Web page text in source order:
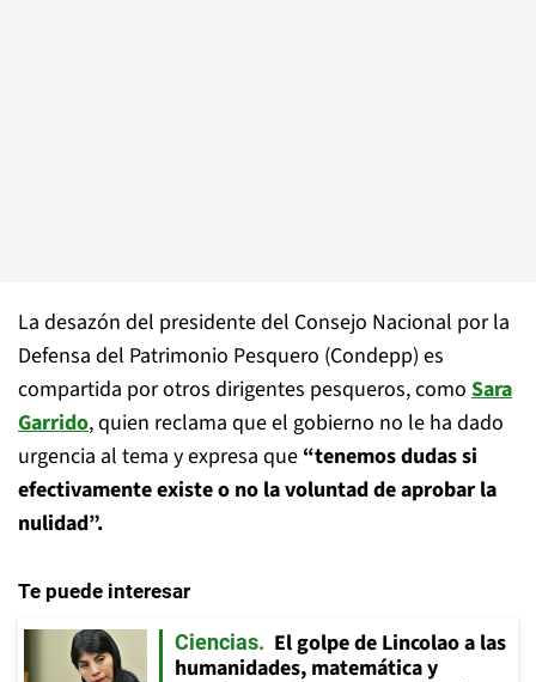
La desazón del presidente del Consejo Nacional por la
Defensa del Patrimonio Pesquero (Condepp) es
compartida por otros dirigentes pesqueros, como Sara
Garrido, quien reclama que el gobierno no le ha dado
urgencia al tema y expresa que “tenemos dudas si
efectivamente existe o no la voluntad de aprobar la
nulidad”.
Te puede interesar
Ciencias
El golpe de Lincolao a las
humanidades, matemática y